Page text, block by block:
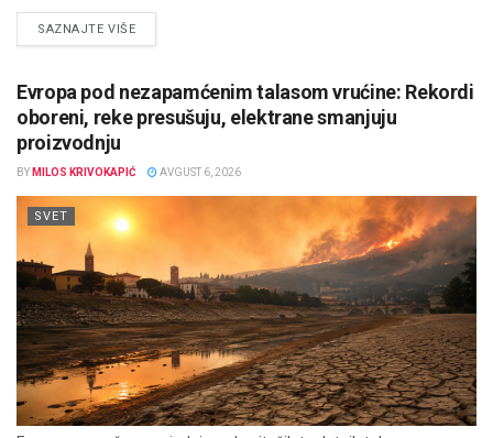
SAZNAJTE VIŠEDETAILS
Evropa pod nezapamćenim talasom vrućine: Rekordi
oboreni, reke presušuju, elektrane smanjuju
proizvodnju
BY MILOS KRIVOKAPIĆ AVGUST 6, 2026
SVET